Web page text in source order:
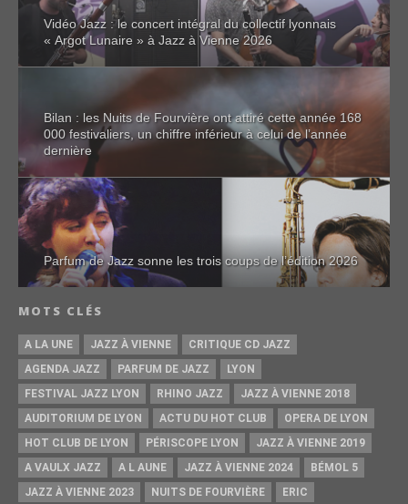
Vidéo Jazz : le concert intégral du collectif lyonnais
« Argot Lunaire » à Jazz à Vienne 2026
Bilan : les Nuits de Fourvière ont attiré cette année 168
000 festivaliers, un chiffre inférieur à celui de l’année
dernière
Parfum de Jazz sonne les trois coups de l’édition 2026
MOTS CLÉS
A LA UNE JAZZ À VIENNE
CRITIQUE CD JAZZ
AGENDA JAZZ
PARFUM DE JAZZ
LYON
FESTIVAL JAZZ LYON
RHINO JAZZ
JAZZ À VIENNE 2018
AUDITORIUM DE LYON
ACTU DU HOT CLUB
OPERA DE LYON
HOT CLUB DE LYON
PÉRISCOPE LYON
JAZZ À VIENNE 2019
A VAULX JAZZ
A L AUNE JAZZ À VIENNE 2024
BÉMOL 5
JAZZ À VIENNE 2023
NUITS DE FOURVIÈRE
ERIC